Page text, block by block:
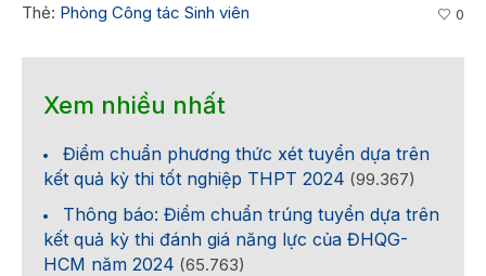
Thẻ: Phòng Công tác Sinh viên 0
Xem nhiều nhất
Điểm chuẩn phương thức xét tuyển dựa trên
kết quả kỳ thi tốt nghiệp THPT 2024 (99.367)
Thông báo: Điểm chuẩn trúng tuyển dựa trên
kết quả kỳ thi đánh giá năng lực của ĐHQG-
HCM năm 2024 (65.763)